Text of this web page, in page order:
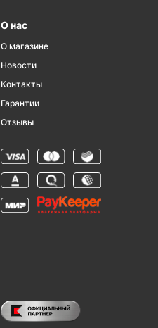
О нас
О магазине
Новости
Контакты
Гарантии
Отзывы